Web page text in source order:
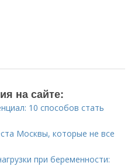
на сайте:
10 способов стать
Москвы, которые не все
при беременности: